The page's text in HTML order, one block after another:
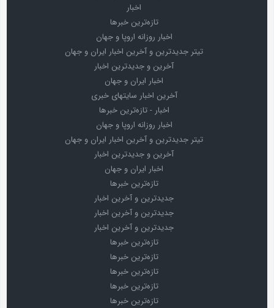
اخبار
تازه‌ترین خبرها
اخبار روزانه اروپا و جهان
تیتر جدیدترین و آخرین اخبار ایران و جهان
آخرین و جدیدترین اخبار
اخبار ایران و جهان
آخرین اخبار سایتهای خبری
اخبار - تازه‌ترین خبرها
اخبار روزانه اروپا و جهان
تیتر جدیدترین و آخرین اخبار ایران و جهان
آخرین و جدیدترین اخبار
اخبار ایران و جهان
تازه‌ترین خبرها
جدیدترین و آخرین اخبار
جدیدترین و آخرین اخبار
جدیدترین و آخرین اخبار
تازه‌ترین خبرها
تازه‌ترین خبرها
تازه‌ترین خبرها
تازه‌ترین خبرها
تازه‌ترین خبرها